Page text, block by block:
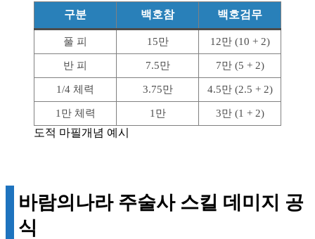
구분 백호참 백호검무
풀 피 15만 12만 (10 + 2)
반 피 7.5만 7만 (5 + 2)
1/4 체력 3.75만 4.5만 (2.5 + 2)
1만 체력 1만 3만 (1 + 2)
도적 마필개념 예시
바람의나라 주술사 스킬 데미지 공
식